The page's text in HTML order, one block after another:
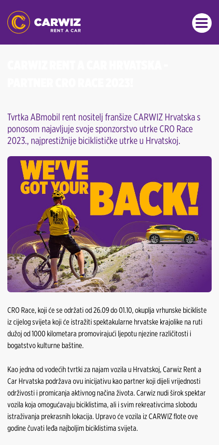
Tvrtka ABmobil rent nositelj franšize CARWIZ Hrvatska s
ponosom najavljuje svoje sponzorstvo utrke CRO Race
2023., najprestižnije biciklističke utrke u Hrvatskoj.
CRO Race, koji će se održati od 26.09 do 01.10, okuplja vrhunske bicikliste
iz cijelog svijeta koji će istražiti spektakularne hrvatske krajolike na ruti
dužoj od 1000 kilometara promovirajući ljepotu njezine različitosti i
bogatstvo kulturne baštine.
Kao jedna od vodećih tvrtki za najam vozila u Hrvatskoj, Carwiz Rent a
Car Hrvatska podržava ovu inicijativu kao partner koji dijeli vrijednosti
održivosti i promicanja aktivnog načina života. Carwiz nudi širok spektar
vozila koja omogućavaju biciklistima, ali i svim rekreativcima slobodu
istraživanja prekrasnih lokacija. Upravo će vozila iz CARWIZ flote ove
godine čuvati leđa najboljim biciklistima svijeta.